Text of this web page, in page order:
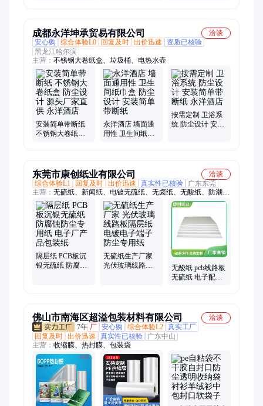
成都永洋坤承贸易有限公司
洽谈
安心购
综合体验L0 回复及时 出价迅速
资质已核验
黑龙江哈尔滨
主营： 不锈钢大卷纸盒、垃圾桶、电热水壶
安装简单带断纸
不锈钢大卷纸盒
永洋酒店 墙面通
用性 卫生间纸巾
按需定制 卫浴系
统 防尘设计 安装
东莞市康创纸业有限公司
洽谈
综合体验L1
回复及时 出价迅速 真实性已核验
广东东莞
主营： 无硫纸、新闻纸、电镀无硫纸、无卤纸、无酸纸、防潮
纸、防霉纸、隔层纸、隔离纸、硅片隔离纸、垫片纸、玻璃隔层
纸、玻璃保护纸、五金冲压隔层纸、不锈钢衬纸、光伏玻璃包装
纸、玻璃衬纸、玻璃包装纸、防静电隔离纸、牛皮纸、拷贝纸、
工业纸
隔层纸 PCB板沉
银无硫纸 防腐蚀
无硫纸生产厂家
光伏玻璃线路板
无酸纸 pcb线路板
无硫纸 电子配件
佛山市南海区超溢包装材料有限公司
洽谈
7年 厂 安心购 综合体验L2 真实工厂
回复及时 出价迅速 真实性已核验
广东中山
主营： 收缩膜、热封膜、包装袋